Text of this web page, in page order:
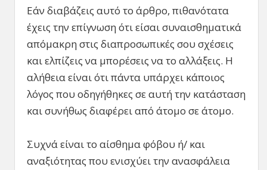
Εάν διαβάζεις αυτό το άρθρο, πιθανότατα
έχεις την επίγνωση ότι είσαι συναισθηματικά
απόμακρη στις διαπροσωπικές σου σχέσεις
και ελπίζεις να μπορέσεις να το αλλάξεις. Η
αλήθεια είναι ότι πάντα υπάρχει κάποιος
λόγος που οδηγήθηκες σε αυτή την κατάσταση
και συνήθως διαφέρει από άτομο σε άτομο.
Συχνά είναι το αίσθημα φόβου ή/ και
αναξιότητας που ενισχύει την ανασφάλεια